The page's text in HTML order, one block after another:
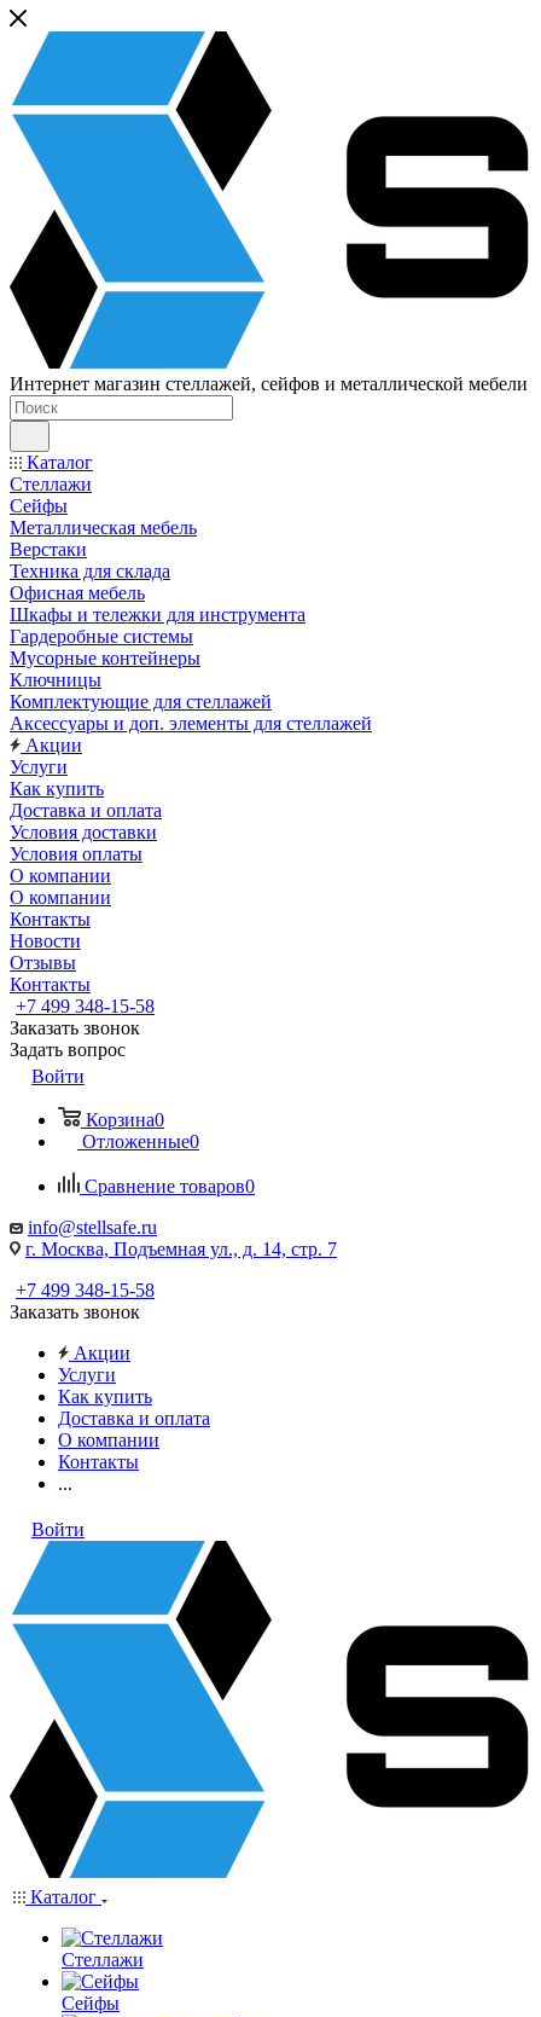
Интернет магазин стеллажей, сейфов и металлической мебели
Каталог
Стеллажи
Сейфы
Металлическая мебель
Верстаки
Техника для склада
Офисная мебель
Шкафы и тележки для инструмента
Гардеробные системы
Мусорные контейнеры
Ключницы
Комплектующие для стеллажей
Аксессуары и доп. элементы для стеллажей
Акции
Услуги
Как купить
Доставка и оплата
Условия доставки
Условия оплаты
О компании
О компании
Контакты
Новости
Отзывы
Контакты
+7 499 348-15-58
Заказать звонок
Задать вопрос
Войти
Корзина0
Отложенные0
Сравнение товаров0
info@stellsafe.ru
г. Москва, Подъемная ул., д. 14, стр. 7
+7 499 348-15-58
Заказать звонок
Акции
Услуги
Как купить
Доставка и оплата
О компании
Контакты
...
Войти
Каталог
Стеллажи
Сейфы